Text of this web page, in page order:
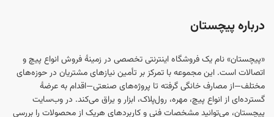
درباره پیچستان
«پیچستان» نام یک فروشگاه اینترنتی تخصصی در زمینهٔ فروش انواع پیچ و
اتصالات است. این مجموعه با تمرکز بر تأمین نیازهای مشتریان در حوزه‌های
مختلف—از مصارف خانگی گرفته تا پروژه‌های صنعتی—اقدام به عرضهٔ
گسترده‌ای از انواع پیچ، مهره، رول‌پلاک، ابزار و یراق می‌کند. در وب‌سایت
پیچستان، می‌توانید مشخصات فنی و کاربردهای هریک از محصولات را بررسی